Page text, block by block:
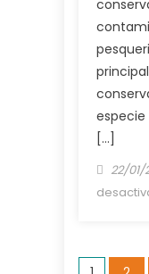
[…]
Posted
on
22/01/